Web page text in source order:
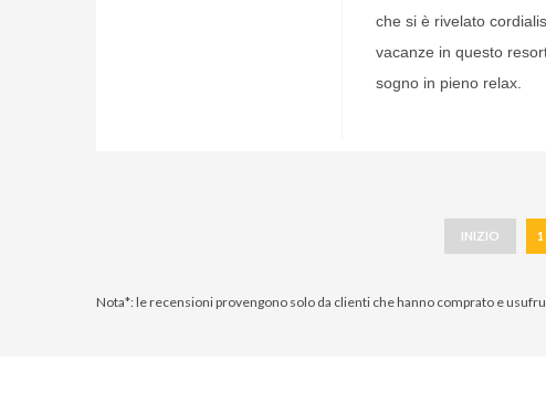
che si è rivelato
vacanze in questo
sogno in pieno relax.
INIZIO 1
Nota*: le recensioni provengono solo da clienti che hanno comprato e